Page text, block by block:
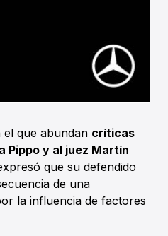
que abundan críticas
Pippo y al juez Martín
que su defendido
de una
la influencia de factores